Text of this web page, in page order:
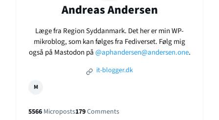
Andreas Andersen
Læge fra Region Syddanmark. Det her er min WP-
mikroblog, som kan følges fra Fediverset. Følg mig
også på Mastodon på@aphandersen@andersen.one.
it-blogger.dk
M
5566 Microposts179Comments